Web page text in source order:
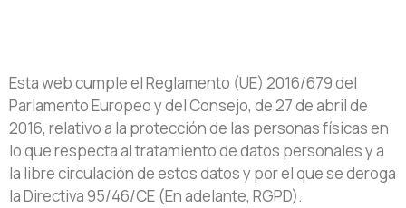
Esta web cumple el Reglamento (UE) 2016/679 del
Parlamento Europeo y del Consejo, de 27 de abril de
2016, relativo a la protección de las personas físicas en
lo que respecta al tratamiento de datos personales y a
la libre circulación de estos datos y por el que se deroga
la Directiva 95/46/CE (En adelante, RGPD).